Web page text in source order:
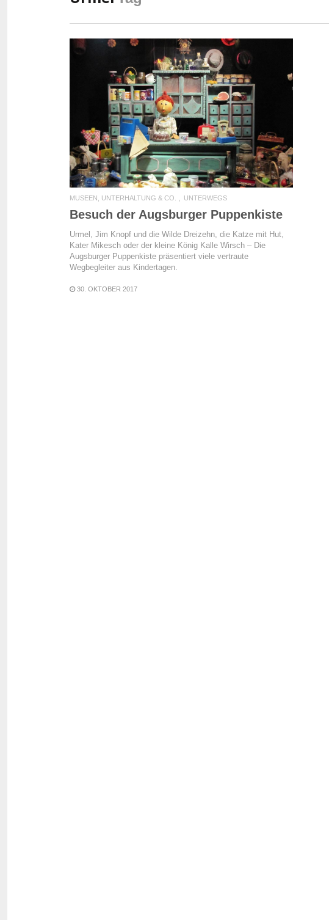
READ MORE
MUSEEN, UNTERHALTUNG & CO. UNTERWEGS
Besuch der Augsburger Puppenkiste
Urmel, Jim Knopf und die Wilde Dreizehn, die Katze mit Hut,
Kater Mikesch oder der kleine König Kalle Wirsch – Die
Augsburger Puppenkiste präsentiert viele vertraute
Wegbegleiter aus Kindertagen.
30. OKTOBER 2017